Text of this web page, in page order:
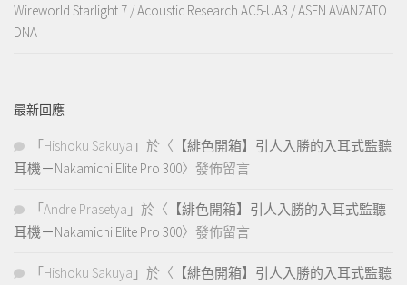
Wireworld Starlight 7 / Acoustic Research AC5-UA3 / ASEN AVANZATO
DNA
最新回應
「Hishoku Sakuya 」於〈 【緋色開箱】引人入勝的入耳式監聽
耳機－Nakamichi Elite Pro 300〉發佈留言
「Andre Prasetya 」於〈 【緋色開箱】引人入勝的入耳式監聽
耳機－Nakamichi Elite Pro 300〉發佈留言
「Hishoku Sakuya 」於〈 【緋色開箱】引人入勝的入耳式監聽